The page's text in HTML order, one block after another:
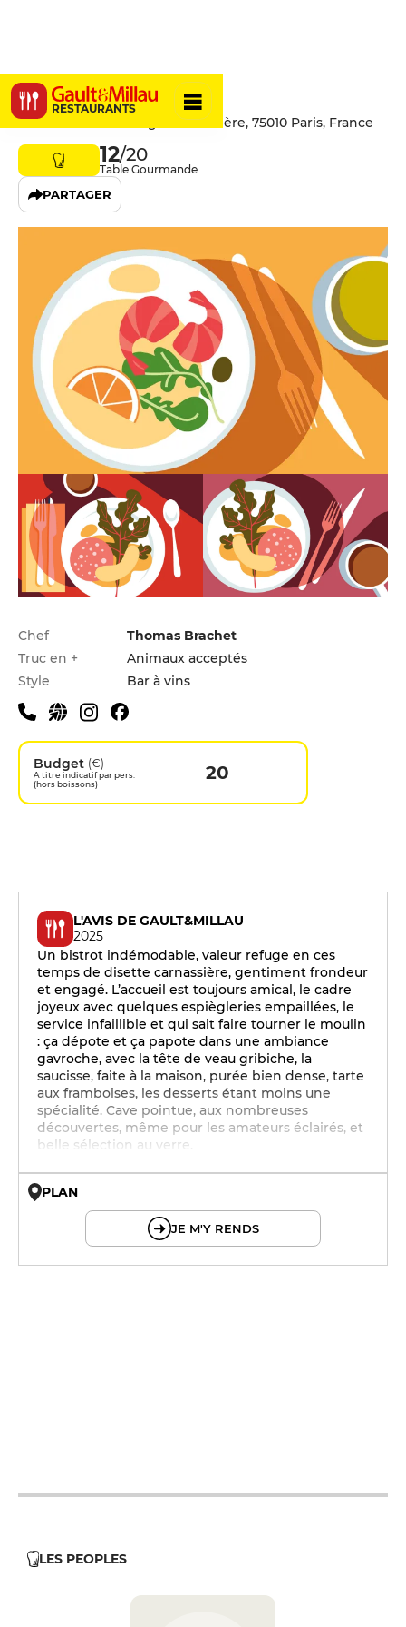
RESTAURANTS
Les Arlots
136 Rue Du Faubourg Poissonnière, 75010 Paris, France
12/20
Table Gourmande
PARTAGER
Infos pratiques
Chef
Thomas Brachet
Truc en +
Animaux acceptés
Style
Bar à vins
Budget (€)
A titre indicatif par pers.
(hors boissons)
20
L'AVIS DE GAULT&MILLAU
2025
Un bistrot indémodable, valeur refuge en ces
temps de disette carnassière, gentiment frondeur
et engagé. L’accueil est toujours amical, le cadre
joyeux avec quelques espiègleries empaillées, le
service infaillible et qui sait faire tourner le moulin
: ça dépote et ça papote dans une ambiance
gavroche, avec la tête de veau gribiche, la
saucisse, faite à la maison, purée bien dense, tarte
aux framboises, les desserts étant moins une
spécialité. Cave pointue, aux nombreuses
découvertes, même pour les amateurs éclairés, et
belle sélection au verre.
PLAN
JE M'Y RENDS
LES PEOPLES